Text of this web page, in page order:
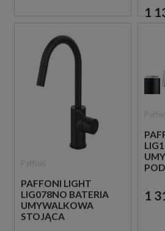
1
PAFFONI LIGHT
LIG078NO BATERIA
UMYWALKOWA
STOJĄCA
1